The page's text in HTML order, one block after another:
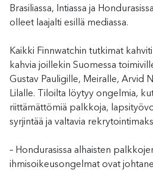
Brasiliassa, Intiassa ja
olleet laajalti esillä mediassa.
Kaikki Finnwatchin tutkimat
kahvia joillekin Suomessa
Gustav Pauligille, Meiralle, Arvid
Lilalle. Tiloilta löytyy ongelmia,
riittämättömiä palkkoja,
syrjintää ja valtavia
– Hondurasissa alhaisten
ihmisoikeusongelmat ovat